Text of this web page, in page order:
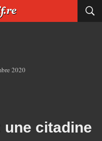
2020
une citadine